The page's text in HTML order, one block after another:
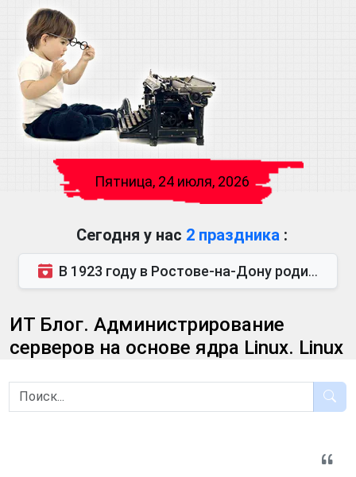
Пятница, 24 июля, 2026
Сегодня у нас 2 праздника :
В 1923 году в Ростове-на-Дону родился Виктор Михайлович Глушков. Под руководством Виктора Михайло...
ИТ Блог. Администрирование
серверов на основе ядра Linux. Linux